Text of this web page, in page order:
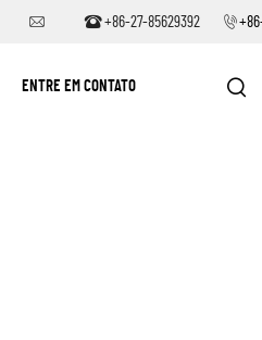
+86-27-85629392
ENTRE EM CONTATO